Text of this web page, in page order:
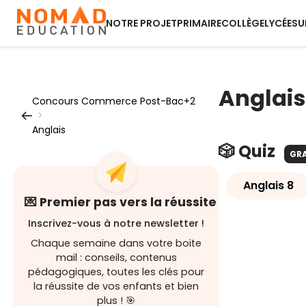
NOTRE PROJETPRIMAIRECOLLÈGELYCÉE
Concours Commerce Post-Bac+2
>
Anglais
💌 Premier pas vers la réussite
Inscrivez-vous à notre newsletter !
Chaque semaine dans votre boite
mail : conseils, contenus
pédagogiques, toutes les clés pour
la réussite de vos enfants et bien
plus ! 🎯
🎲 Quiz
Anglais 8